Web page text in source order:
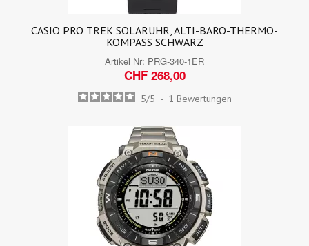
CASIO PRO TREK SOLARUHR, ALTI-BARO-THERMO-
KOMPASS SCHWARZ
Artikel Nr: PRG-340-1ER
CHF 268,00
5/5 - 1 Bewertungen